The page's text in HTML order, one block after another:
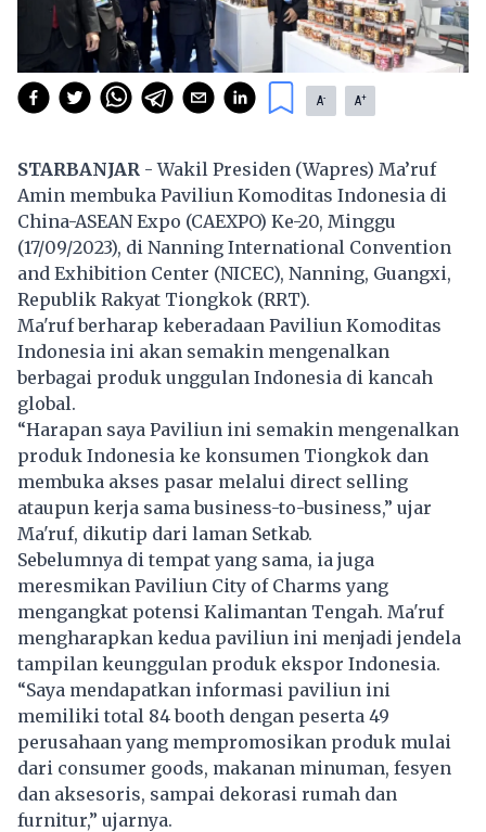
A- A+
STARBANJAR - Wakil Presiden (Wapres) Ma’ruf
Amin membuka Paviliun Komoditas Indonesia di
China-ASEAN Expo (CAEXPO) Ke-20, Minggu
(17/09/2023), di Nanning International Convention
and Exhibition Center (NICEC), Nanning, Guangxi,
Republik Rakyat Tiongkok (RRT).
Ma'ruf berharap keberadaan Paviliun Komoditas
Indonesia ini akan semakin mengenalkan
berbagai produk unggulan Indonesia di kancah
global.
“Harapan saya Paviliun ini semakin mengenalkan
produk Indonesia ke konsumen Tiongkok dan
membuka akses pasar melalui direct selling
ataupun kerja sama business-to-business,” ujar
Ma'ruf, dikutip dari laman Setkab.
Sebelumnya di tempat yang sama, ia juga
meresmikan Paviliun City of Charms yang
mengangkat potensi Kalimantan Tengah. Ma'ruf
mengharapkan kedua paviliun ini menjadi jendela
tampilan keunggulan produk ekspor Indonesia.
“Saya mendapatkan informasi paviliun ini
memiliki total 84 booth dengan peserta 49
perusahaan yang mempromosikan produk mulai
dari consumer goods, makanan minuman, fesyen
dan aksesoris, sampai dekorasi rumah dan
furnitur,” ujarnya.